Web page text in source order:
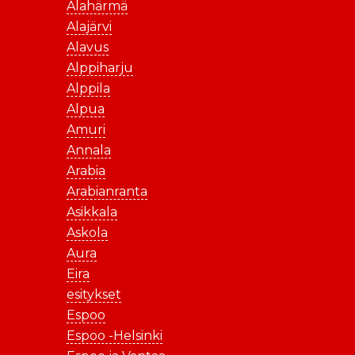
Alahärmä
Alajärvi
Alavus
Alppiharju
Alppila
Alpua
Amuri
Annala
Arabia
Arabianranta
Asikkala
Askola
Aura
Eira
esitykset
Espoo
Espoo -Helsinki